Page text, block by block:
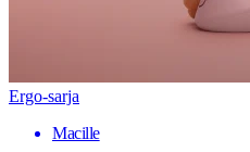
Ergo-sarja
Macille